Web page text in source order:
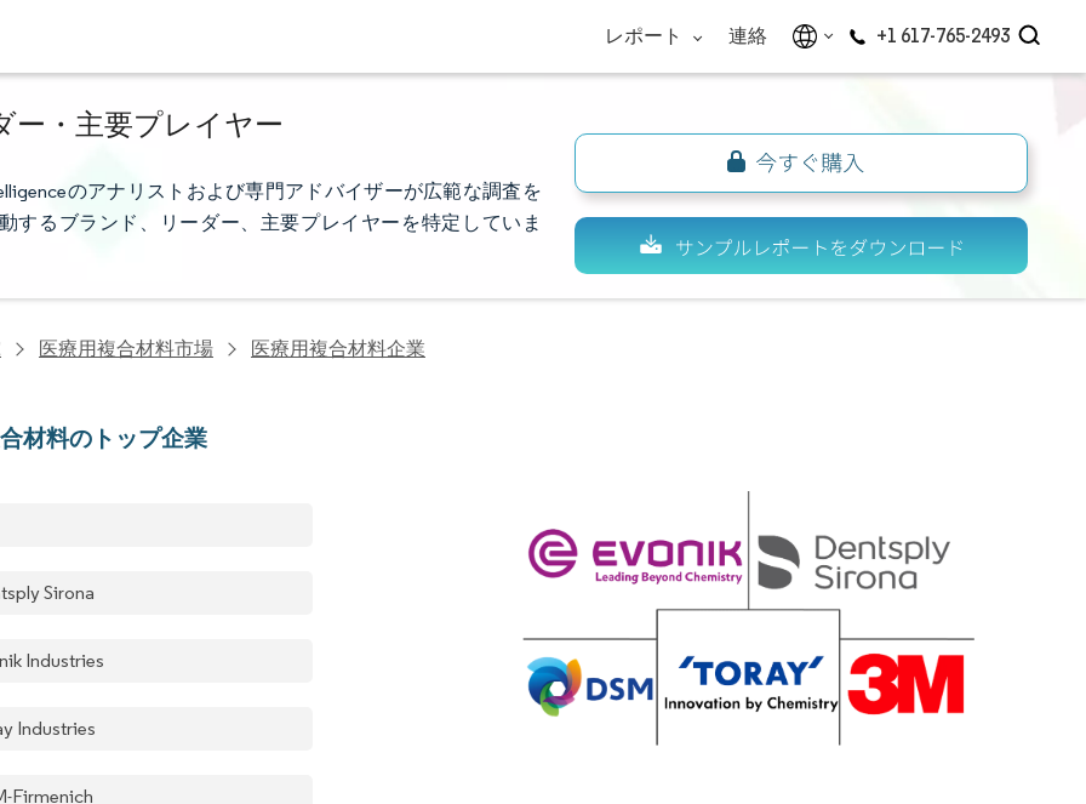
レポート 連絡 +1 617-765-2493
ー・主要プレイヤー
のアナリストおよび専門アドバイザーが広範な調査を
するブランド、リーダー、主要プレイヤーを特定していま
医療用複合材料市場 医療用複合材料企業
材料のトップ企業
Sirona
Industries
Industries
Firmenich